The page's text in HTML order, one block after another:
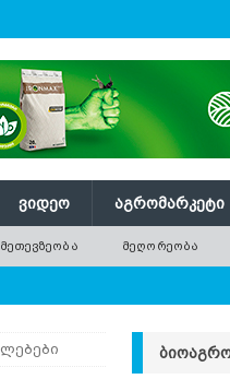
ᲕᲘᲓᲔᲝ ᲐᲒᲠᲝᲛᲐᲠᲙᲔᲢᲘ
ᲛᲔᲗᲔᲕᲖᲔᲝᲑᲐ ᲛᲔᲦᲝᲠᲔᲝᲑᲐ